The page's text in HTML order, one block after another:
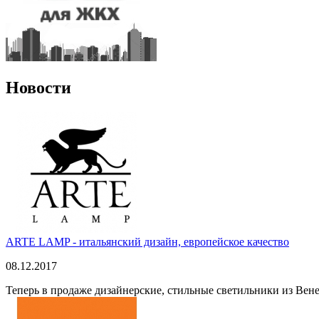
Новости
ARTE LAMP - итальянский дизайн, европейское качество
08.12.2017
Теперь в продаже дизайнерские, стильные светильники из